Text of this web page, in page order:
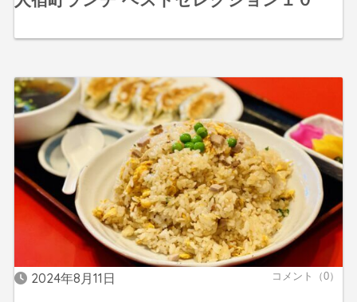
2024年8月11日 コメント（0）